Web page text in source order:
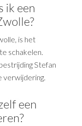
ik een
is het
schakelen.
Stefan
verwijdering.
een